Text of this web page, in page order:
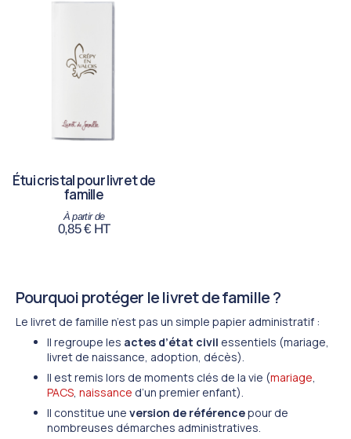
Étui cristal pour livret de
famille
0,85€ HT
Pourquoi protéger le livret de famille ?
Le livret de famille n’est pas un simple papier administratif :
Il regroupe les actes d’état civil essentiels (mariage,
livret de naissance, adoption, décès).
Il est remis lors de moments clés de la vie (mariage
PACS naissance d’un premier enfant).
Il constitue une version de référencepour de
nombreuses démarches administratives.